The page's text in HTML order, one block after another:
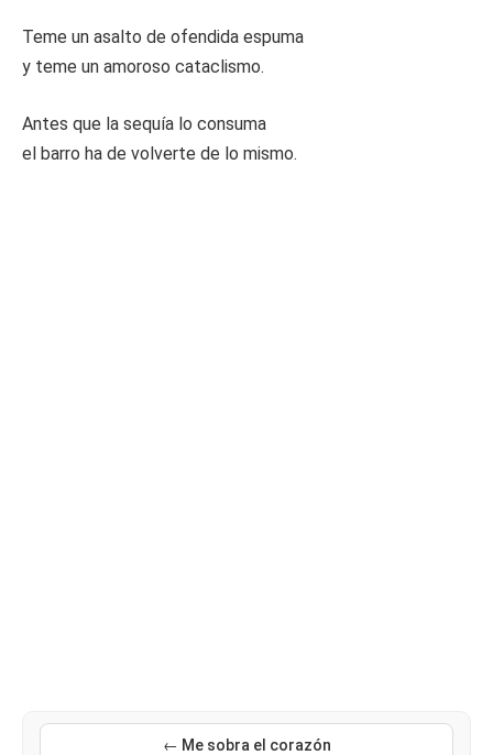
Teme un asalto de ofendida espuma
y teme un amoroso cataclismo.
Antes que la sequía lo consuma
el barro ha de volverte de lo mismo.
← Me sobra el corazón